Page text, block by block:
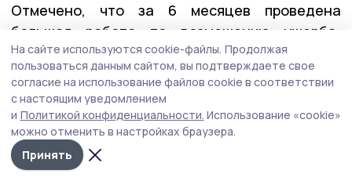
Отмечено, что за 6 месяцев проведена
большая работа по возмещению ущерба:
возвращено 518 млн рублей, из которых
304 млн — добровольно, наложен арест
на имущество на 191 млн рублей.
Особое внимание уделяется защите прав
участников СВО и членов их семей. Губернатор
поблагодарил сотрудников за конструктивное
На сайте используются cookie-файлы. Продолжая
пользоваться данным сайтом, вы подтверждаете свое
согласие на использование файлов cookie в соответствии
с настоящим уведомлением
и Политикой конфиденциальности. Использование «cookie»
можно отменить в настройках браузера.
Принять